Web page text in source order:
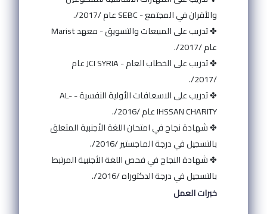
والأقران في المجتمع - SEBC عام /2017/.
✤ تدريب على المبيعات والتسويق - معهد Marist
عام /2017/.
✤ تدريب على الخطاب العام - JCI SYRIA عام
/2017/.
✤ تدريب على الاسعافات الأولية النفسية - AL-
IHSSAN CHARITY عام /2016/.
✤ شهادة نجاح في امتحان اللغة الأجنبية المتعلق
بالتسجيل في درجة الماجستير /2016/.
✤ شهادة النجاح في فحص اللغة الأجنبية المرتبط
بالتسجيل في درجة الدكتوراه /2016/.
خبرات العمل